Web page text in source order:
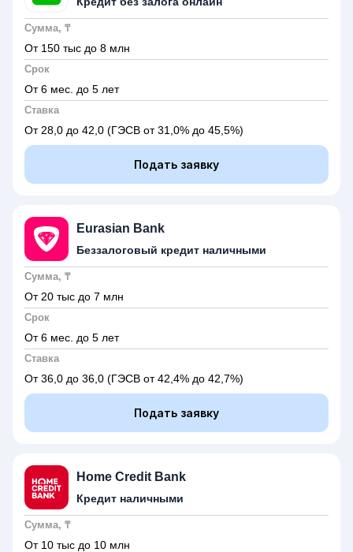
Сумма, ₸
От 150 тыс до 8 млн
Срок
От 6 мес. до 5 лет
Ставка
От 28,0 до 42,0 (ГЭСВ от 31,0% до 45,5%)
Подать заявку
Eurasian Bank
Беззалоговый кредит наличными
Сумма, ₸
От 20 тыс до 7 млн
Срок
От 6 мес. до 5 лет
Ставка
От 36,0 до 36,0 (ГЭСВ от 42,4% до 42,7%)
Подать заявку
Home Credit Bank
Кредит наличными
Сумма, ₸
От 10 тыс до 10 млн